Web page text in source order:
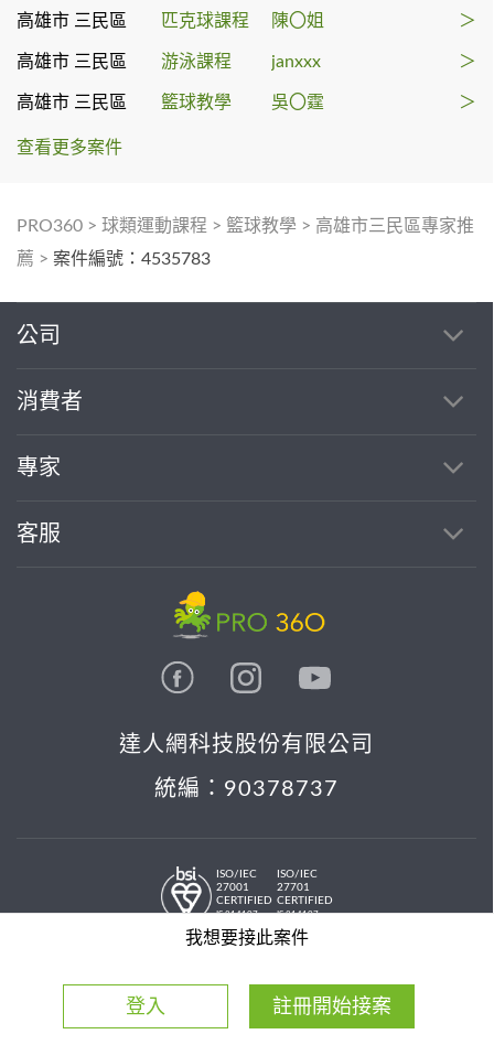
高雄市 三民區 匹克球課程 陳〇姐 ＞
高雄市 三民區 游泳課程 janxxx ＞
高雄市 三民區 籃球教學 吳〇霆 ＞
查看更多案件
PRO360 > 球類運動課程 > 籃球教學 > 高雄市三民區專家推
薦 > 案件編號：4535783
我想要接此案件
登入 註冊開始接案
公司
消費者
專家
客服
達人網科技股份有限公司
統編：90378737
ISO/IEC
27001
CERTIFIED
IS 814197
ISO/IEC
27701
CERTIFIED
IS 814197
© 2026 PRO36O. All rights reserved.